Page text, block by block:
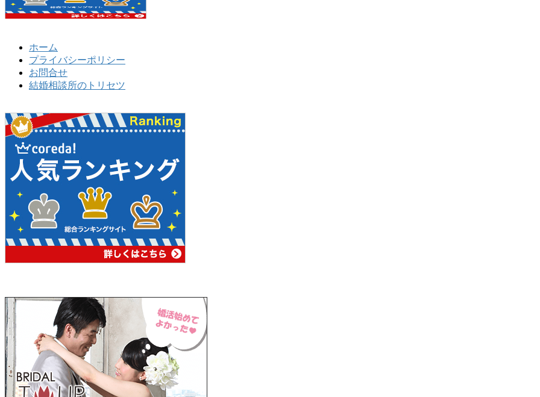
ホーム
プライバシーポリシー
お問合せ
結婚相談所のトリセツ